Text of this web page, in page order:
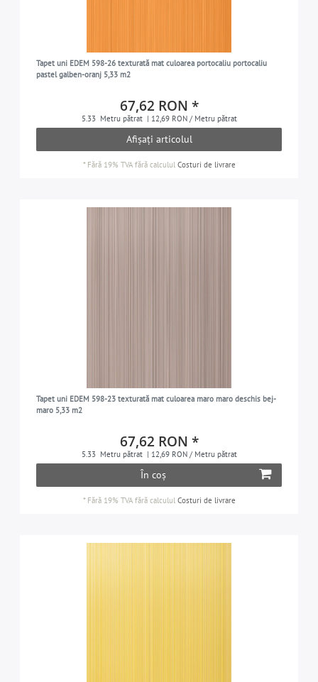
Tapet uni EDEM 598-26 texturată mat culoarea portocaliu portocaliu
pastel galben-oranj 5,33 m2
67,62 RON *
5.33 Metru pătrat | 12,69 RON / Metru pătrat
Afișați articolul
* Fără 19% TVAfără calculul Costuri de livrare
Tapet uni EDEM 598-23 texturată mat culoarea maro maro deschis bej-
maro 5,33 m2
67,62 RON *
5.33 Metru pătrat | 12,69 RON / Metru pătrat
În coș
* Fără 19% TVAfără calculul Costuri de livrare